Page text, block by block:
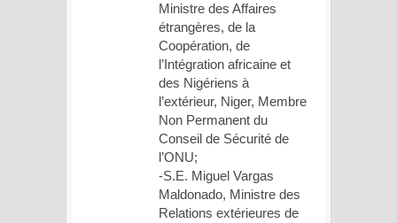
Ministre des Affaires
étrangères, de la
Coopération, de
l’Intégration africaine et
des Nigériens à
l’extérieur, Niger, Membre
Non Permanent du
Conseil de Sécurité de
l’ONU;
-S.E. Miguel Vargas
Maldonado, Ministre des
Relations extérieures de